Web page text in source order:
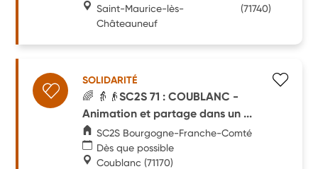
Saint-Maurice-lès-
Châteauneuf
(71740)
SOLIDARITÉ
🌈 👵👴SC2S 71 : COUBLANC -
Animation et partage dans un ...
SC2S Bourgogne-Franche-Comté
Dès que possible
Coublanc (71170)